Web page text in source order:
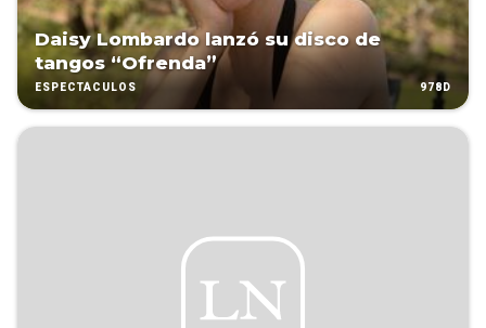
Daisy Lombardo lanzó su disco de
tangos “Ofrenda”
ESPECTÁCULOS 978D